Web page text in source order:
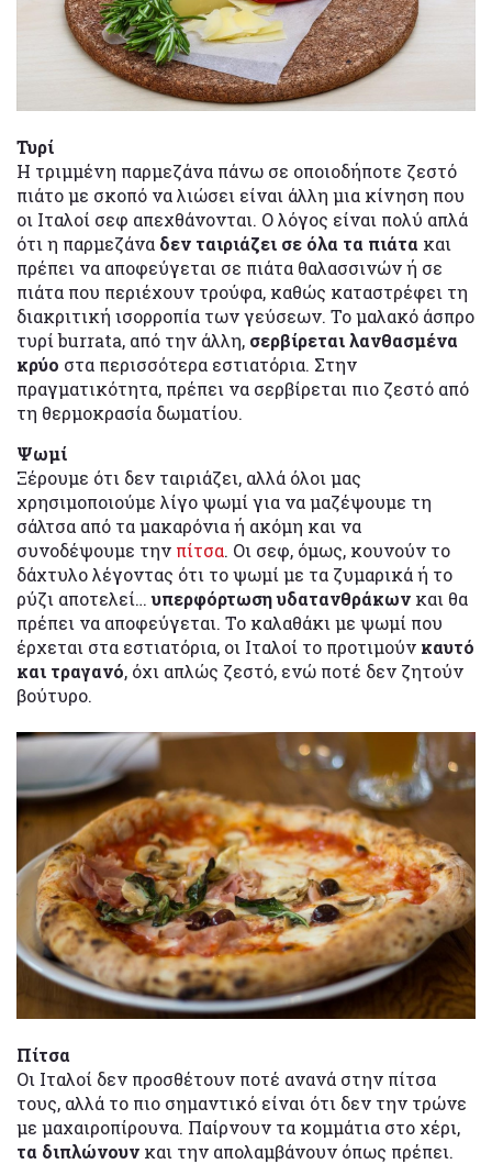
Τυρί
Η τριμμένη παρμεζάνα πάνω σε οποιοδήποτε ζεστό
πιάτο με σκοπό να λιώσει είναι άλλη μια κίνηση που
οι Ιταλοί σεφ απεχθάνονται. Ο λόγος είναι πολύ απλά
ότι η παρμεζάνα δεν ταιριάζει σε όλα τα πιάτα και
πρέπει να αποφεύγεται σε πιάτα θαλασσινών ή σε
πιάτα που περιέχουν τρούφα, καθώς καταστρέφει τη
διακριτική ισορροπία των γεύσεων. Το μαλακό άσπρο
τυρί burrata, από την άλλη, σερβίρεται λανθασμένα
κρύο στα περισσότερα εστιατόρια. Στην
πραγματικότητα, πρέπει να σερβίρεται πιο ζεστό από
τη θερμοκρασία δωματίου.
Ψωμί
Ξέρουμε ότι δεν ταιριάζει, αλλά όλοι μας
χρησιμοποιούμε λίγο ψωμί για να μαζέψουμε τη
σάλτσα από τα μακαρόνια ή ακόμη και να
συνοδέψουμε την πίτσα. Οι σεφ, όμως, κουνούν το
δάχτυλο λέγοντας ότι το ψωμί με τα ζυμαρικά ή το
ρύζι αποτελεί…υπερφόρτωση υδατανθράκων και θα
πρέπει να αποφεύγεται. Το καλαθάκι με ψωμί που
έρχεται στα εστιατόρια, οι Ιταλοί το προτιμούν καυτό
και τραγανό, όχι απλώς ζεστό, ενώ ποτέ δεν ζητούν
βούτυρο.
Πίτσα
Οι Ιταλοί δεν προσθέτουν ποτέ ανανά στην πίτσα
τους, αλλά το πιο σημαντικό είναι ότι δεν την τρώνε
με μαχαιροπίρουνα. Παίρνουν τα κομμάτια στο χέρι,
τα διπλώνουν και την απολαμβάνουν όπως πρέπει.